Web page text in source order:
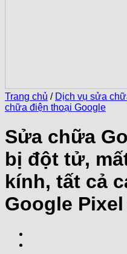
Trang chủ / Dịch vụ sửa
chữa điện thoại Google
Sửa chữa
bị đột tử,
kính, tất cả
Google Pixel